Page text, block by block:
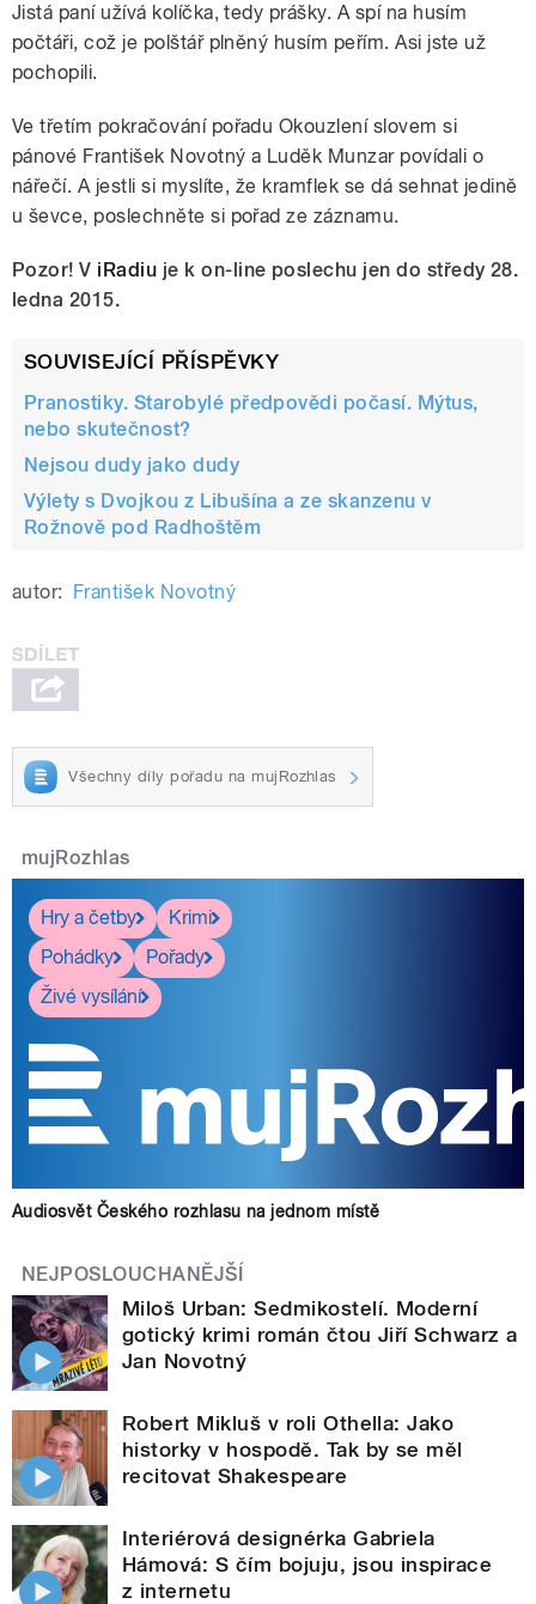
Jistá paní užívá kolíčka, tedy prášky. A spí na husím
počtáři, což je polštář plněný husím peřím. Asi jste už
pochopili.
Ve třetím pokračování pořadu Okouzlení slovem si
pánové František Novotný a Luděk Munzar povídali o
nářečí. A jestli si myslíte, že kramflek se dá sehnat jedině
u ševce, poslechněte si pořad ze záznamu.
Pozor!V iRadiu je k on-line poslechu jen do středy 28.
ledna 2015.
SOUVISEJÍCÍ PŘÍSPĚVKY
Pranostiky. Starobylé předpovědi počasí. Mýtus,
nebo skutečnost?
Nejsou dudy jako dudy
Výlety s Dvojkou z Libušína a ze skanzenu v
Rožnově pod Radhoštěm
autor: František Novotný
Všechny díly pořadu na mujRozhlas
mujRozhlas
Hry a četby
Krimi
Pohádky
Pořady
Živé vysílání
Audiosvět Českého rozhlasu na jednom místě
NEJPOSLOUCHANĚJŠÍ
Miloš Urban: Sedmikostelí. Moderní
gotický krimi román čtou Jiří Schwarz a
Jan Novotný
Robert Mikluš v roli Othella: Jako
historky v hospodě. Tak by se měl
recitovat Shakespeare
Interiérová designérka Gabriela
Hámová: S čím bojuju, jsou inspirace
z internetu